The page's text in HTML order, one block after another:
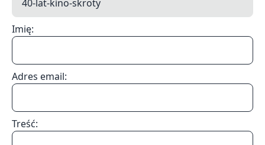
Imię:
Adres email:
Treść: